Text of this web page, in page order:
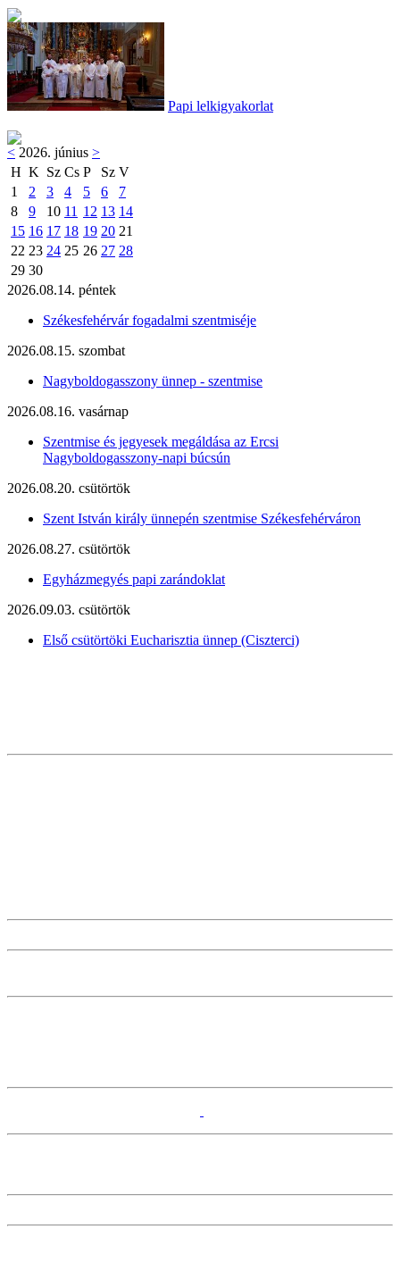
Papi lelkigyakorlat
< 2026. június >
H K Sz Cs P Sz V
1
2 3 4 5 6
7
8
9 10 11 12 13 14
15 16 17 18 19 20 21
22 23 24 25 26 27 28
29 30
2026.08.14. péntek
Székesfehérvár fogadalmi szentmiséje
2026.08.15. szombat
Nagyboldogasszony ünnep - szentmise
2026.08.16. vasárnap
Szentmise és jegyesek megáldása az Ercsi
Nagyboldogasszony-napi búcsún
2026.08.20. csütörtök
Szent István király ünnepén szentmise Székesfehérváron
2026.08.27. csütörtök
Egyházmegyés papi zarándoklat
2026.09.03. csütörtök
Első csütörtöki Eucharisztia ünnep (Ciszterci)